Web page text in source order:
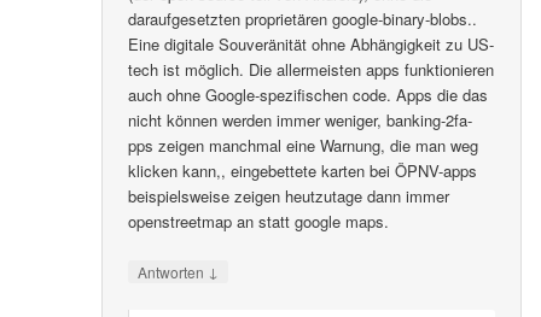
daraufgesetzten proprietären google-binary-blobs..
Eine digitale Souveränität ohne Abhängigkeit zu US-
tech ist möglich. Die allermeisten apps funktionieren
auch ohne Google-spezifischen code. Apps die das
nicht können werden immer weniger, banking-2fa-
pps zeigen manchmal eine Warnung, die man weg
klicken kann,, eingebettete karten bei ÖPNV-apps
beispielsweise zeigen heutzutage dann immer
openstreetmap an statt google maps.
Antworten ↓